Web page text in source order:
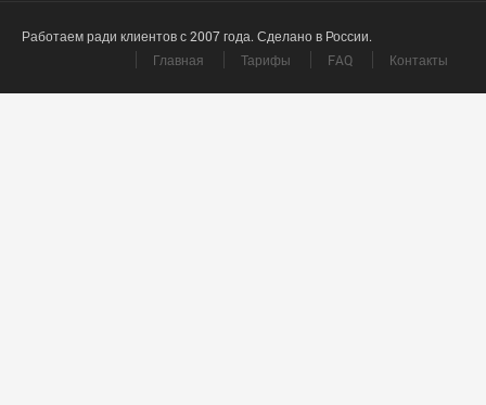
Работаем ради клиентов с 2007 года. Сделано в России.
Главная
Тарифы FAQ Контакты